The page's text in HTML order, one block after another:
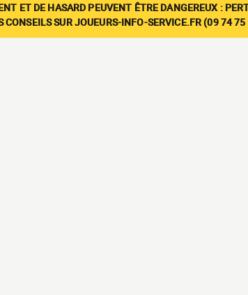
ET DE HASARD PEUVENT ÊTRE DANGEREUX :
CONSEILS SUR JOUEURS-INFO-SERVICE.FR (09 74